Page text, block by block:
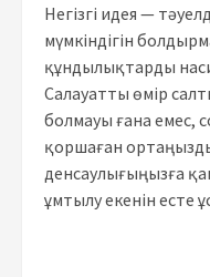
Негізгі идея —
мүмкіндігін
құндылықтарды
Салауатты өмір
болмауы ғана емес,
қоршаған
денсаулығыңызға
ұмтылу екенін есте